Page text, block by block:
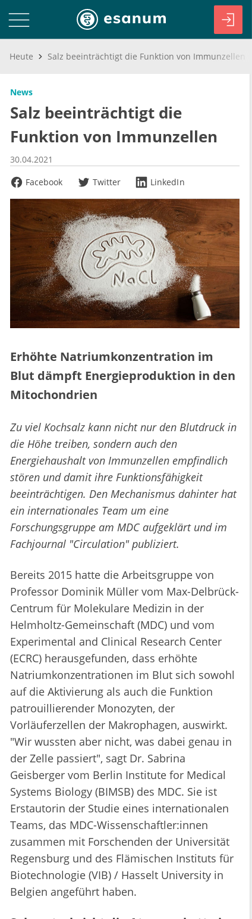
Heute Salz beeinträchtigt die Funktion von Immunzellen
News
Salz beeinträchtigt die
Funktion von Immunzellen
30.04.2021
Facebook
Twitter LinkedIn
Erhöhte Natriumkonzentration im
Blut dämpft Energieproduktion in den
Mitochondrien
Zu viel Kochsalz kann nicht nur den Blutdruck in
die Höhe treiben, sondern auch den
Energiehaushalt von Immunzellen empfindlich
stören und damit ihre Funktionsfähigkeit
beeinträchtigen. Den Mechanismus dahinter hat
ein internationales Team um eine
Forschungsgruppe am MDC aufgeklärt und im
Fachjournal "Circulation" publiziert.
Bereits 2015 hatte die Arbeitsgruppe von
Professor Dominik Müller vom Max-Delbrück-
Centrum für Molekulare Medizin in der
Helmholtz-Gemeinschaft (MDC) und vom
Experimental and Clinical Research Center
(ECRC) herausgefunden, dass erhöhte
Natriumkonzentrationen im Blut sich sowohl
auf die Aktivierung als auch die Funktion
patrouillierender Monozyten, der
Vorläuferzellen der Makrophagen, auswirkt.
"Wir wussten aber nicht, was dabei genau in
der Zelle passiert", sagt Dr. Sabrina
Geisberger vom Berlin Institute for Medical
Systems Biology (BIMSB) des MDC. Sie ist
Erstautorin der Studie eines internationalen
Teams, das MDC-Wissenschaftler:innen
zusammen mit Forschenden der Universität
Regensburg und des Flämischen Instituts für
Biotechnologie (VIB) / Hasselt University in
Belgien angeführt haben.